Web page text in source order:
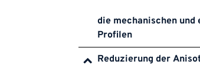
die mechanischen
Profilen
Reduzierung der